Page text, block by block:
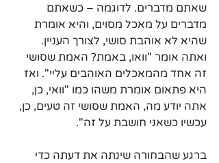
שאתם מדברים. לדוגמה – כשאתם
מדברים על מאכל מסוים, והיא אומרת
שהיא לא אוהבת סושי, לצורך העניין.
ואתה אומר "וואו, באמת? האמת שסושי
זה אחד מהמאכלים האוהבים עליי". ואז
היא פתאום אומרת משהו כמו "וואי, כן,
אתה יודע מה, האמת שסושי זה טעים, כן,
עכשיו כשאני חושבת על זה".
ברגע שהבחורה שינתה את דעתה כדי